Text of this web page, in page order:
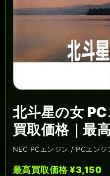
北斗星の女
買取価格｜最
NEC PCエンジン / PCエン
最高買取価格 ¥3,150